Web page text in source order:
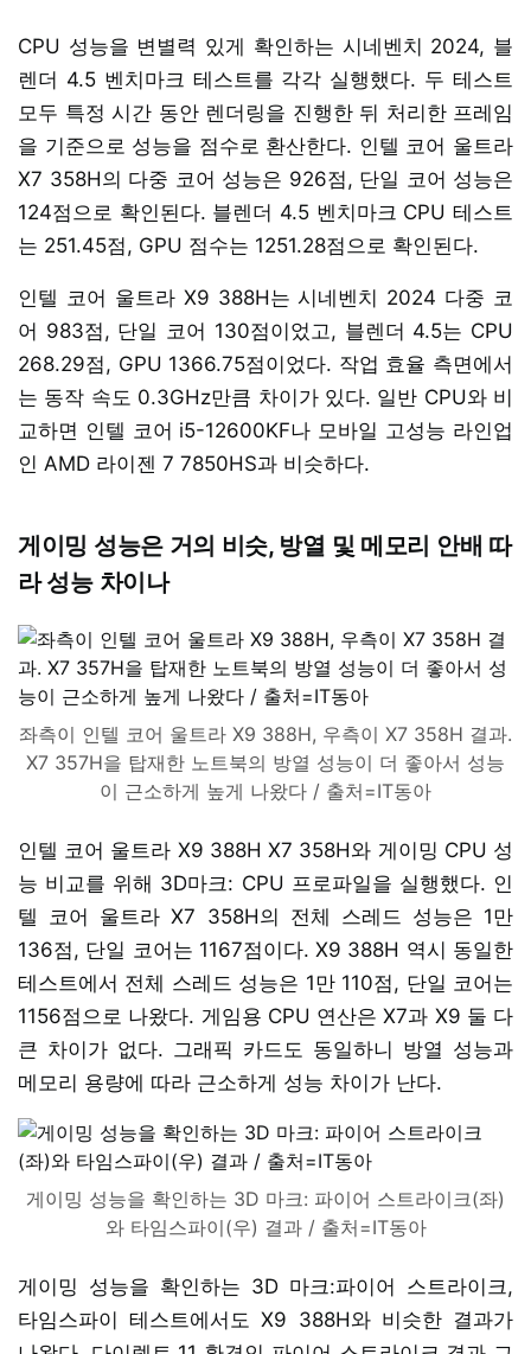
CPU 성능을 변별력 있게 확인하는 시네벤치 2024, 블
렌더 4.5 벤치마크 테스트를 각각 실행했다. 두 테스트
모두 특정 시간 동안 렌더링을 진행한 뒤 처리한 프레임
을 기준으로 성능을 점수로 환산한다. 인텔 코어 울트라
X7 358H의 다중 코어 성능은 926점, 단일 코어 성능은
124점으로 확인된다. 블렌더 4.5 벤치마크 CPU 테스트
는 251.45점, GPU 점수는 1251.28점으로 확인된다.
인텔 코어 울트라 X9 388H는 시네벤치 2024 다중 코
어 983점, 단일 코어 130점이었고, 블렌더 4.5는 CPU
268.29점, GPU 1366.75점이었다. 작업 효율 측면에서
는 동작 속도 0.3GHz만큼 차이가 있다. 일반 CPU와 비
교하면 인텔 코어 i5-12600KF나 모바일 고성능 라인업
인 AMD 라이젠 7 7850HS과 비슷하다.
게이밍 성능은 거의 비슷, 방열 및 메모리 안배 따
라 성능 차이나
좌측이 인텔 코어 울트라 X9 388H, 우측이 X7 358H 결과.
X7 357H을 탑재한 노트북의 방열 성능이 더 좋아서 성능
이 근소하게 높게 나왔다 / 출처=IT동아
인텔 코어 울트라 X9 388H X7 358H와 게이밍 CPU 성
능 비교를 위해 3D마크: CPU 프로파일을 실행했다. 인
텔 코어 울트라 X7 358H의 전체 스레드 성능은 1만
136점, 단일 코어는 1167점이다. X9 388H 역시 동일한
테스트에서 전체 스레드 성능은 1만 110점, 단일 코어는
1156점으로 나왔다. 게임용 CPU 연산은 X7과 X9 둘 다
큰 차이가 없다. 그래픽 카드도 동일하니 방열 성능과
메모리 용량에 따라 근소하게 성능 차이가 난다.
게이밍 성능을 확인하는 3D 마크: 파이어 스트라이크(좌)
와 타임스파이(우) 결과 / 출처=IT동아
게이밍 성능을 확인하는 3D 마크:파이어 스트라이크,
타임스파이 테스트에서도 X9 388H와 비슷한 결과가